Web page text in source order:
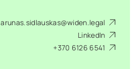
arunas.sidlauskas@widen.legal
LinkedIn
+370 6126 6541